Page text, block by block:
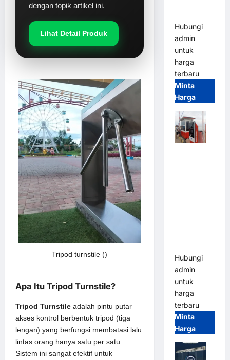
dengan topik artikel ini.
Lihat Detail Produk
Tripod turnstile ()
Apa Itu Tripod Turnstile?
Tripod Turnstile adalah pintu putar
akses kontrol berbentuk tripod (tiga
lengan) yang berfungsi membatasi lalu
lintas orang hanya satu per satu.
Sistem ini sangat efektif untuk
Hubungi
admin
untuk
harga
terbaru
Minta
Harga
Hubungi
admin
untuk
harga
terbaru
Minta
Harga